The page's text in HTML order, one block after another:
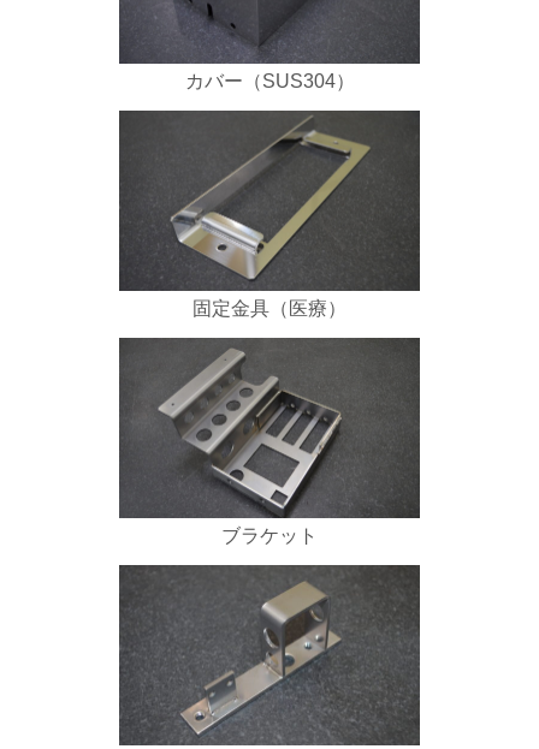
カバー（SUS304）
固定金具（医療）
ブラケット